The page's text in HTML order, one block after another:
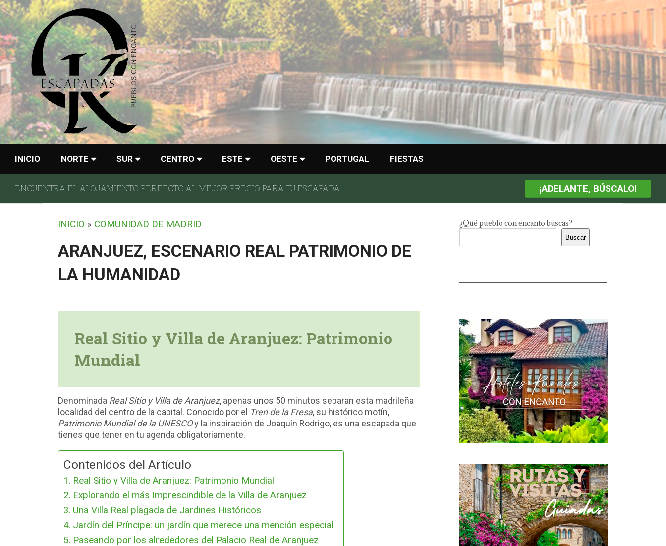
INICIO NORTE SUR CENTRO ESTE OESTE PORTUGAL FIESTAS
ENCUENTRA EL ALOJAMIENTO PERFECTO AL MEJOR PRECIO PARA TU ESCAPADA ¡ADELANTE, BÚSCALO!
INICIO » COMUNIDAD DE MADRID
ARANJUEZ, ESCENARIO REAL PATRIMONIO DE
LA HUMANIDAD
Real Sitio y Villa de Aranjuez: Patrimonio
Mundial
Denominada Real Sitio y Villa de Aranjuez, apenas unos 50 minutos separan esta madrileña
localidad del centro de la capital. Conocido por el Tren de la Fresa, su histórico motín,
Patrimonio Mundial de la UNESCOy la inspiración de Joaquín Rodrigo, es una escapada que
tienes que tener en tu agenda obligatoriamente.
Contenidos del Artículo
Real Sitio y Villa de Aranjuez: Patrimonio Mundial
Explorando el más Imprescindible de la Villa de Aranjuez
Una Villa Real plagada de Jardines Históricos
Jardín del Príncipe: un jardín que merece una mención especial
Paseando por los alrededores del Palacio Real de Aranjuez
¿Qué pueblo con encanto buscas?
Buscar